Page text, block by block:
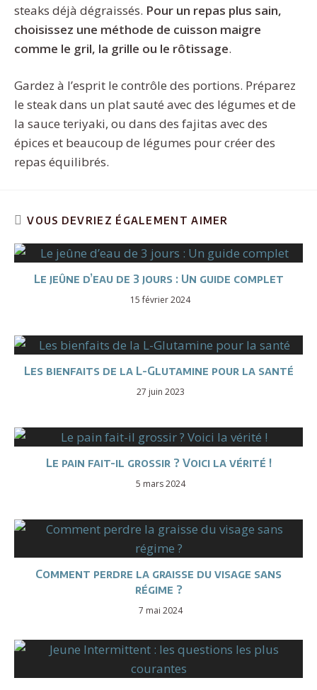
steaks déjà dégraissés. Pour un repas plus sain,
choisissez une méthode de cuisson maigre
comme le gril, la grille ou le rôtissage.
Gardez à l’esprit le contrôle des portions. Préparez
le steak dans un plat sauté avec des légumes et de
la sauce teriyaki, ou dans des fajitas avec des
épices et beaucoup de légumes pour créer des
repas équilibrés.
VOUS DEVRIEZ ÉGALEMENT AIMER
Le jeûne d’eau de 3 jours : Un guide complet
15 février 2024
Les bienfaits de la L-Glutamine pour la santé
27 juin 2023
Le pain fait-il grossir ? Voici la vérité !
5 mars 2024
Comment perdre la graisse du visage sans
régime ?
7 mai 2024